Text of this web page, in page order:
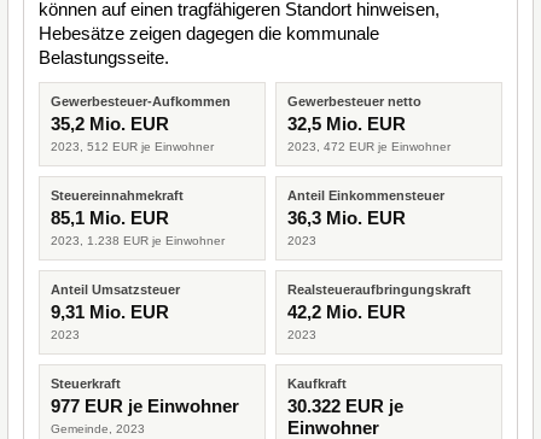
können auf einen tragfähigeren Standort hinweisen,
Hebesätze zeigen dagegen die kommunale
Belastungsseite.
Gewerbesteuer-Aufkommen
35,2 Mio. EUR
2023, 512 EUR je Einwohner
Gewerbesteuer netto
32,5 Mio. EUR
2023, 472 EUR je Einwohner
Steuereinnahmekraft
85,1 Mio. EUR
2023, 1.238 EUR je Einwohner
Anteil Einkommensteuer
36,3 Mio. EUR
2023
Anteil Umsatzsteuer
9,31 Mio. EUR
2023
Realsteueraufbringungskraft
42,2 Mio. EUR
2023
Steuerkraft
977 EUR je Einwohner
Gemeinde, 2023
Kaufkraft
30.322 EUR je
Einwohner